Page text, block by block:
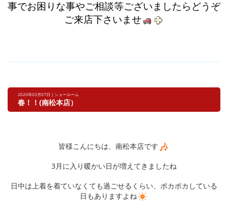
事でお困りな事やご相談等ございましたら どうぞ
ご来店下さいませ
2020年03月07日 | ショールーム
春！！(南松本店）
皆様こんにちは、南松本店です
3月に入り暖かい日が増えてきましたね
日中は上着を着ていなくても過ごせるくらい、ポカポカしている
日もありますよね